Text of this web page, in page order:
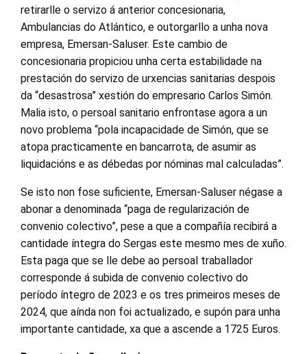
retirarlle o servizo á anterior concesionaria,
Ambulancias do Atlántico, e outorgarllo a unha nova
empresa, Emersan-Saluser. Este cambio de
concesionaria propiciou unha certa estabilidade na
prestación do servizo de urxencias sanitarias despois
da “desastrosa” xestión do empresario Carlos Simón.
Malia isto, o persoal sanitario enfrontase agora a un
novo problema “pola incapacidade de Simón, que se
atopa practicamente en bancarrota, de asumir as
liquidacións e as débedas por nóminas mal calculadas”.
Se isto non fose suficiente, Emersan-Saluser négase a
abonar a denominada “paga de regularización de
convenio colectivo”, pese a que a compañía recibirá a
cantidade íntegra do Sergas este mesmo mes de xuño.
Esta paga que se lle debe ao persoal traballador
corresponde á subida de convenio colectivo do
período íntegro de 2023 e os tres primeiros meses de
2024, que aínda non foi actualizado, e supón para unha
importante cantidade, xa que a ascende a 1725 Euros.